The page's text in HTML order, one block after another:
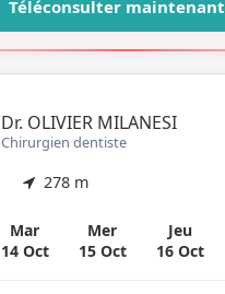
Téléconsulter maintenant
Dr. OLIVIER MILANESI
Chirurgien dentiste
278 m
Mar
14 Oct
Mer
15 Oct
Jeu
16 Oct